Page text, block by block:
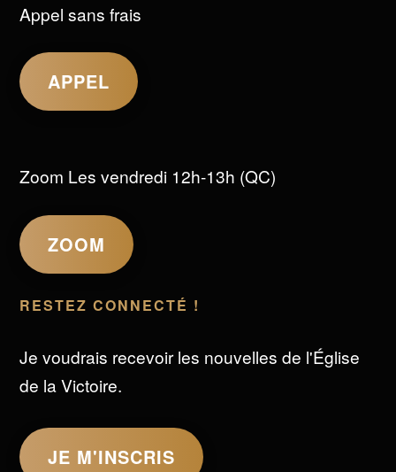
Appel sans frais
APPEL
Zoom Les vendredi 12h-13h (QC)
ZOOM
RESTEZ CONNECTÉ !
Je voudrais recevoir les nouvelles de l'Église
de la Victoire.
JE M'INSCRIS